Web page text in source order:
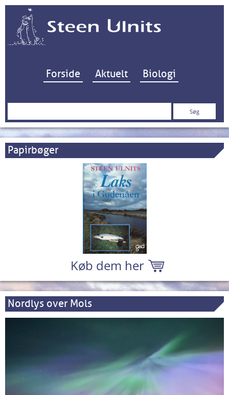
Hop til indhold
Forside Aktuelt Biologi
Søg
Papirbøger
Køb dem her
Nordlys over Mols